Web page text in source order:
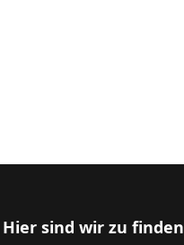
Hier sind wir zu finden